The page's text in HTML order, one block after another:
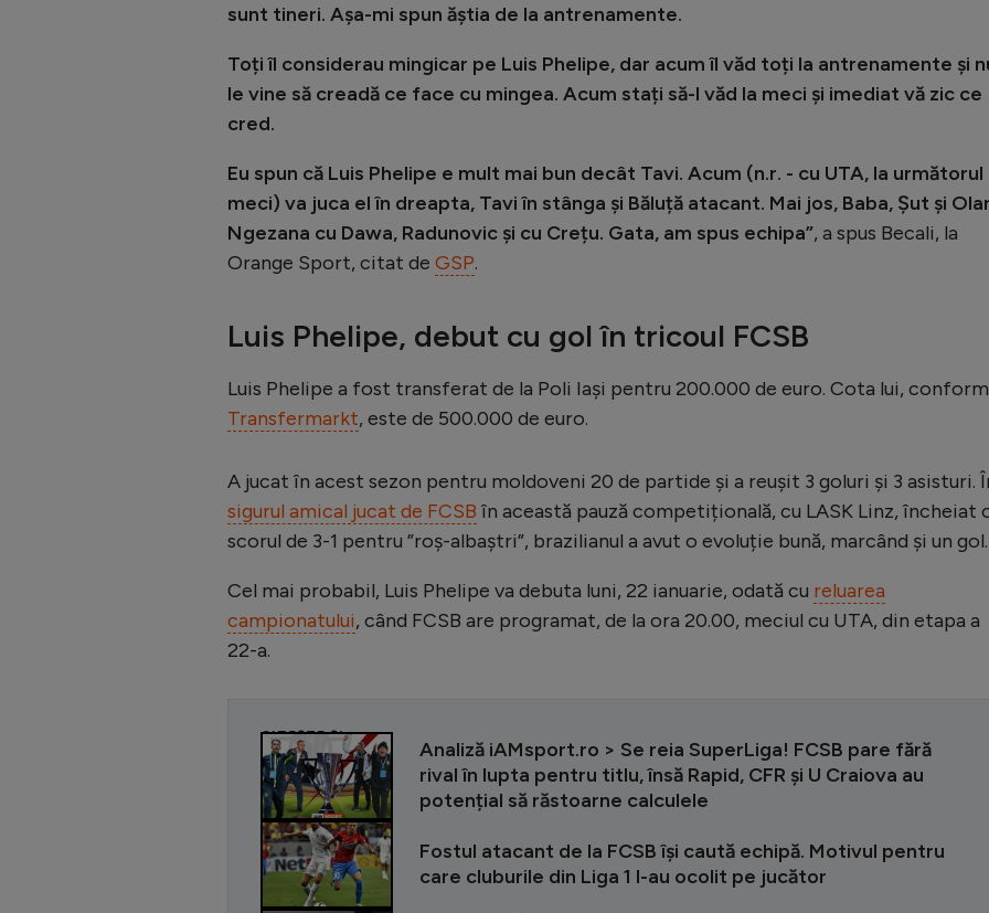
sunt tineri. Așa-mi spun ăștia de la antrenamente.
Toți îl considerau mingicar pe Luis Phelipe, dar acum îl văd toți la antrenamente și
le vine să creadă ce face cu mingea. Acum stați să-l văd la meci și imediat vă zic ce
cred.
Eu spun că Luis Phelipe e mult mai bun decât Tavi. Acum (n.r. - cu UTA, la următorul
meci) va juca el în dreapta, Tavi în stânga și Băluță atacant. Mai jos, Baba, Șut și
Ngezana cu Dawa, Radunovic și cu Crețu. Gata, am spus echipa”, a spus Becali, la
Orange Sport, citat de GSP.
Luis Phelipe, debut cu gol în tricoul FCSB
Luis Phelipe a fost transferat de la Poli Iași pentru 200.000 de euro. Cota lui, conform
Transfermarkt, este de 500.000 de euro.
A jucat în acest sezon pentru moldoveni 20 de partide și a reușit 3 goluri și 3 asisturi.
sigurul amical jucat de FCSB în această pauză competițională, cu LASK Linz, încheiat
scorul de 3-1 pentru ”roș-albaștri”, brazilianul a avut o evoluție bună, marcând și un gol.
Cel mai probabil, Luis Phelipe va debuta luni, 22 ianuarie, odată cu reluarea
campionatului, când FCSB are programat, de la ora 20.00, meciul cu UTA, din etapa a
22-a.
CITEȘTE ȘI
Analiză iAMsport.ro > Se reia SuperLiga! FCSB pare fără
rival în lupta pentru titlu, însă Rapid, CFR și U Craiova au
potențial să răstoarne calculele
Fostul atacant de la FCSB își caută echipă. Motivul pentru
care cluburile din Liga 1 l-au ocolit pe jucător